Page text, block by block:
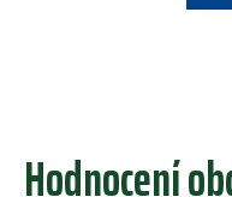
Hodnocení